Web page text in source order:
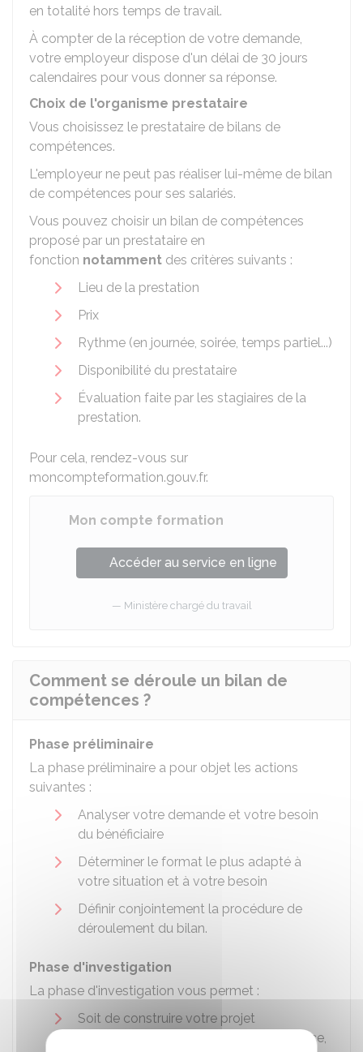
en totalité hors temps de travail.
À compter de la réception de votre demande,
votre employeur dispose d'un délai de 30 jours
calendaires pour vous donner sa réponse.
Choix de l'organisme prestataire
Vous choisissez le prestataire de bilans de
compétences.
L'employeur ne peut pas réaliser lui-même de bilan
de compétences pour ses salariés.
Vous pouvez choisir un bilan de compétences
proposé par un prestataire en
fonction notamment des critères suivants :
Lieu de la prestation
Prix
Rythme (en journée, soirée, temps partiel...)
Disponibilité du prestataire
Évaluation faite par les stagiaires de la
prestation.
Pour cela, rendez-vous sur
moncompteformation.gouv.fr.
Mon compte formation
Accéder au service en ligne
Ministère chargé du travail
Comment se déroule un bilan de
compétences ?
Phase préliminaire
La phase préliminaire a pour objet les actions
suivantes :
Analyser votre demande et votre besoin
du bénéficiaire
Déterminer le format le plus adapté à
votre situation et à votre besoin
Définir conjointement la procédure de
déroulement du bilan.
Phase d'investigation
La phase d'investigation vous permet :
Soit de construire votre projet
professionnel et d'en vérifier la pertinence,